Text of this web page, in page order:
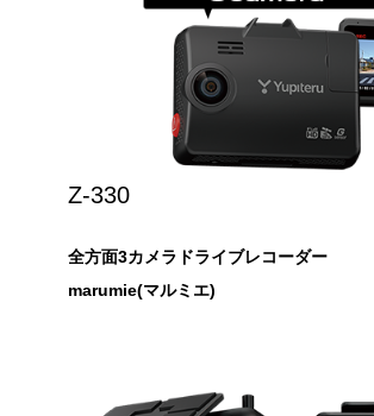
Z-330
全方面3カメラドライブレコーダー
marumie(マルミエ)